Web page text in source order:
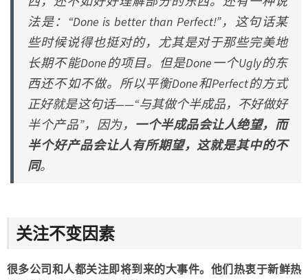
法是：“Done is better than Perfect!”，这句话某
些时候说得也挺对的，尤其是对于那些完美地
长期不能Done的项目。但是Done一个Ugly的东
西还不如不做。所以平衡Done和Perfect的方式
正好就是这句话——“与其做个半成品，不好做好
半个产品”，因为， 一个半成品会让人绝望，而
半个好产品会让人有所期望，这就是其中的不
同。
关注不变因素
很多公司和人都关注即将到来的大事件。他们热衷于新鲜热